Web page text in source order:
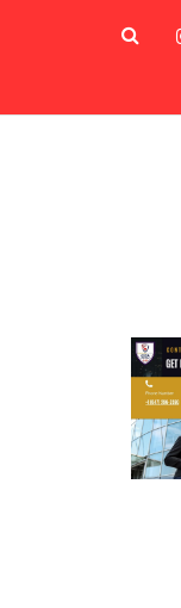
instagram